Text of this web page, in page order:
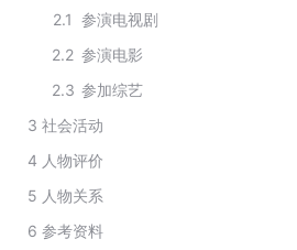
2.1 参演电视剧
2.2 参演电影
2.3 参加综艺
3 社会活动
4 人物评价
5 人物关系
6 参考资料